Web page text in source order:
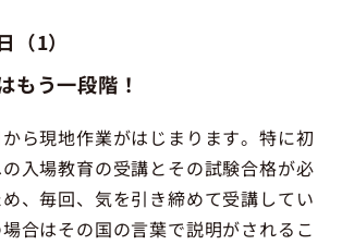
（1）
もう一段階！
ら現地作業がはじまります。特に初
入場教育の受講とその試験合格が必
、毎回、気を引き締めて受講してい
合はその国の言葉で説明がされるこ